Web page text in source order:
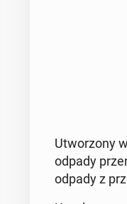
Utwo­rzo­ny
odpady
odpady z